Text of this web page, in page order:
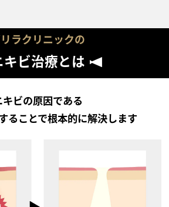
ラクリニックの
キビ治療とは
キビの原因である
ることで根本的に解決します